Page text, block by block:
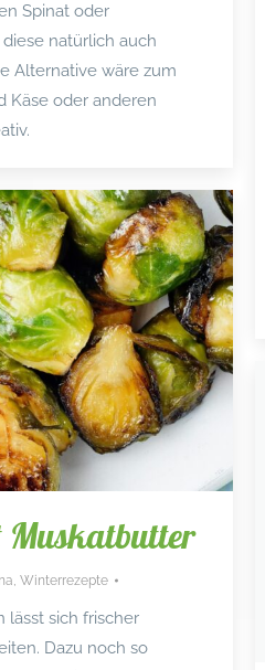
Spinat oder
natürlich auch
Alternative wäre zum
Käse oder anderen
Muskatbutter
, Winterrezepte
lässt sich frischer
Dazu noch so